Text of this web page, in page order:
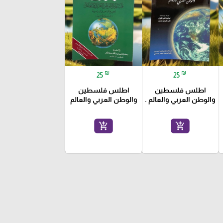
25 ₪
اطلس فلسطين
والوطن العربي والعالم .
add_shopping_cart
25 ₪
اطلس فلسطين
والوطن العربي والعالم
add_shopping_cart